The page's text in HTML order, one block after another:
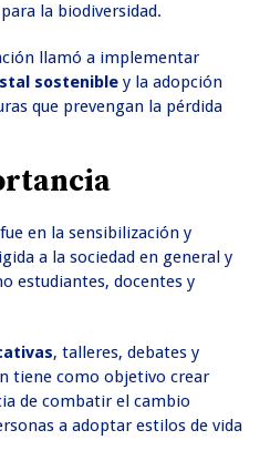
la biodiversidad.
llamó a implementar
sostenibley la adopción
que prevengan la pérdida
en la sensibilización y
a la sociedad en general y
estudiantes, docentes y
, talleres, debates y
tiene como objetivo crear
de combatir el cambio
a adoptar estilos de vida